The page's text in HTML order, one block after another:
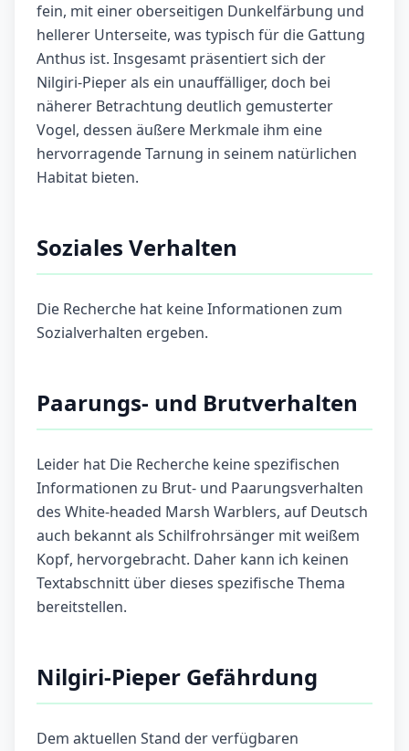
fein, mit einer oberseitigen Dunkelfärbung und
hellerer Unterseite, was typisch für die Gattung
Anthus ist. Insgesamt präsentiert sich der
Nilgiri-Pieper als ein unauffälliger, doch bei
näherer Betrachtung deutlich gemusterter
Vogel, dessen äußere Merkmale ihm eine
hervorragende Tarnung in seinem natürlichen
Habitat bieten.
Soziales Verhalten
Die Recherche hat keine Informationen zum
Sozialverhalten ergeben.
Paarungs- und Brutverhalten
Leider hat Die Recherche keine spezifischen
Informationen zu Brut- und Paarungsverhalten
des White-headed Marsh Warblers, auf Deutsch
auch bekannt als Schilfrohrsänger mit weißem
Kopf, hervorgebracht. Daher kann ich keinen
Textabschnitt über dieses spezifische Thema
bereitstellen.
Nilgiri-Pieper Gefährdung
Dem aktuellen Stand der verfügbaren